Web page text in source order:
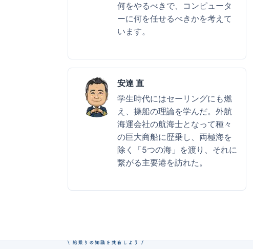
何をやるべきで、コンピュータ
ーに何を任せるべきかを考えて
います。
安達 直
学生時代にはセーリングにも燃
え、操船の理論を学んだ。外航
海運会社の航海士となって種々
の巨大商船に歴乗し、両極海を
除く「5つの海」を渡り、それに
繋がる主要港を訪れた。